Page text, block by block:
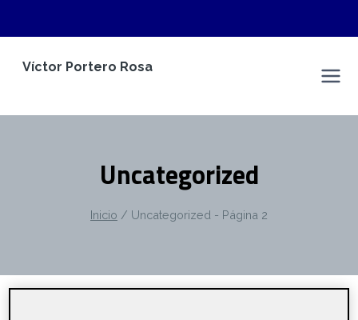
Víctor Portero Rosa
Uncategorized
Inicio / Uncategorized - Página 2